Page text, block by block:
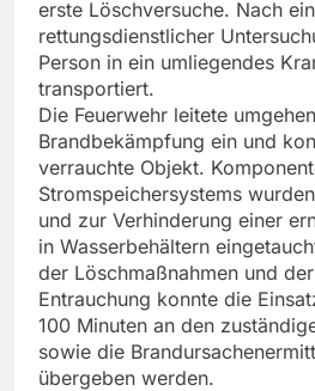
erste Löschversuche. Nach
rettungsdienstlicher
Person in ein umliegendes
transportiert.
Die Feuerwehr leitete
Brandbekämpfung ein und
verrauchte Objekt.
Stromspeichersystems
und zur Verhinderung einer
in Wasserbehältern
der Löschmaßnahmen und
Entrauchung konnte die
100 Minuten an den
sowie die
übergeben werden.